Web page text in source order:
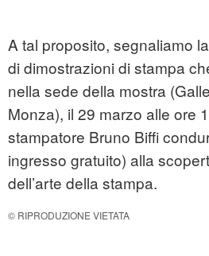
A tal proposito, segnaliamo
di dimostrazioni di stampa
nella sede della mostra
Monza), il 29 marzo alle ore
stampatore Bruno Biffi
ingresso gratuito) alla
dell’arte della stampa.
© RIPRODUZIONE VIETATA